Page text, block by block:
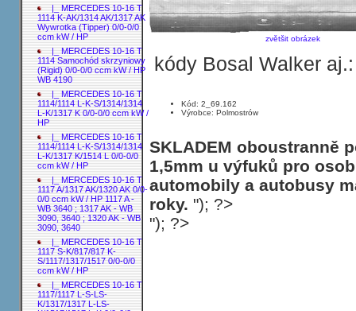
|_ MERCEDES 10-16 T
1114 K-AK/1314 AK/1317 AK
Wywrotka (Tipper) 0/0-0/0
ccm kW / HP
|_ MERCEDES 10-16 T
1114 Samochód skrzyniowy
(Rigid) 0/0-0/0 ccm kW / HP
WB 4190
|_ MERCEDES 10-16 T
1114/1114 L-K-S/1314/1314
L-K/1317 K 0/0-0/0 ccm kW /
HP
|_ MERCEDES 10-16 T
1114/1114 L-K-S/1314/1314
L-K/1317 K/1514 L 0/0-0/0
ccm kW / HP
|_ MERCEDES 10-16 T
1117 A/1317 AK/1320 AK 0/0-
0/0 ccm kW / HP 1117 A -
WB 3640 ; 1317 AK - WB
3090, 3640 ; 1320 AK - WB
3090, 3640
|_ MERCEDES 10-16 T
1117 S-K/817/817 K-
S/1117/1317/1517 0/0-0/0
ccm kW / HP
|_ MERCEDES 10-16 T
1117/1117 L-S-LS-
K/1317/1317 L-LS-
zvětšit obrázek
kódy Bosal Walker
Kód: 2_69.162
Výrobce: Polmostrów
SKLADEM oboustranně
1,5mm u výfuků pro
automobily a autobusy
roky. "); ?>
"); ?>